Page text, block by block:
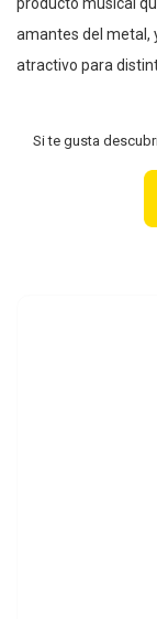
amantes del metal,
atractivo para
Si te gusta